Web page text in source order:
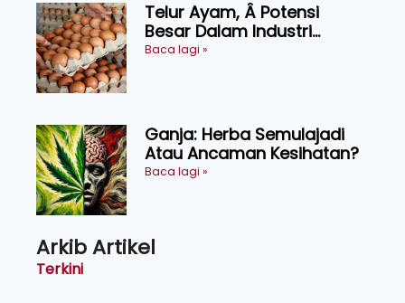
Telur Ayam, Â Potensi
Besar Dalam Industri
Makanan, Kosmetik dan
Baca lagi »
Ganja: Herba Semulajadi
Atau Ancaman Kesihatan?
Baca lagi »
Arkib Artikel
Terkini